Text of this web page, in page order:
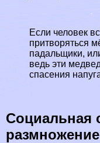
Если человек
притворяться
падальщики,
ведь эти
спасения
Социальная
размножение